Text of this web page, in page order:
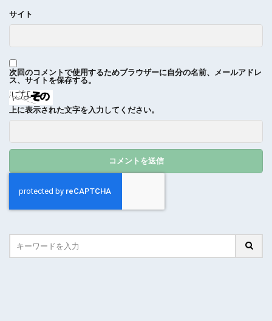
サイト
次回のコメントで使用するためブラウザーに自分の名前、メールアドレ
ス、サイトを保存する。
上に表示された文字を入力してください。